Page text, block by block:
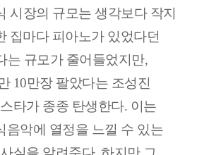
시장의 규모는 생각보다 작지
집마다 피아노가 있었다던
는 규모가 줄어들었지만,
10만장 팔았다는 조성진
타가 종종 탄생한다. 이는
음악에 열정을 느낄 수 있는